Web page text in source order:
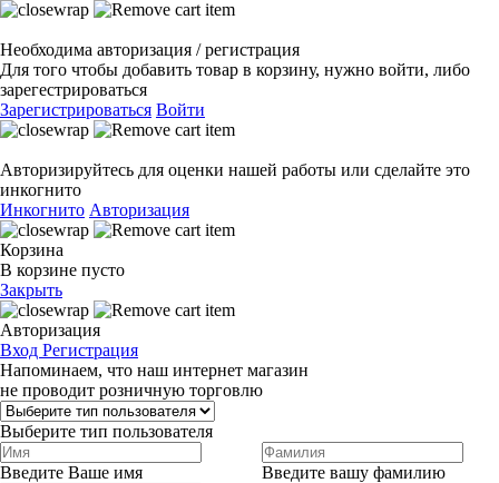
Необходима авторизация / регистрация
Для того чтобы добавить товар в корзину, нужно войти, либо
зарегестрироваться
Зарегистрироваться Войти
Авторизируйтесь для оценки нашей работы или сделайте это
инкогнито
Инкогнито Авторизация
Корзина
В корзине пусто
Закрыть
Авторизация
Вход Регистрация
Напоминаем, что наш интернет магазин
не проводит розничную торговлю
Выберите тип пользователя
Введите Ваше имя Введите вашу фамилию